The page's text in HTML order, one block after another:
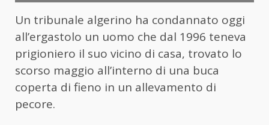
Un tribunale algerino ha condannato oggi
all’ergastolo un uomo che dal 1996 teneva
prigioniero il suo vicino di casa, trovato lo
scorso maggio all’interno di una buca
coperta di fieno in un allevamento di
pecore.